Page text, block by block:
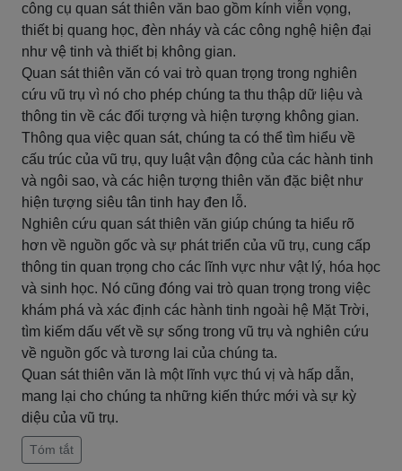
công cụ quan sát thiên văn bao gồm kính viễn vọng,
thiết bị quang học, đèn nháy và các công nghệ hiện đại
như vệ tinh và thiết bị không gian.
Quan sát thiên văn có vai trò quan trọng trong nghiên
cứu vũ trụ vì nó cho phép chúng ta thu thập dữ liệu và
thông tin về các đối tượng và hiện tượng không gian.
Thông qua việc quan sát, chúng ta có thể tìm hiểu về
cấu trúc của vũ trụ, quy luật vận động của các hành tinh
và ngôi sao, và các hiện tượng thiên văn đặc biệt như
hiện tượng siêu tân tinh hay đen lỗ.
Nghiên cứu quan sát thiên văn giúp chúng ta hiểu rõ
hơn về nguồn gốc và sự phát triển của vũ trụ, cung cấp
thông tin quan trọng cho các lĩnh vực như vật lý, hóa học
và sinh học. Nó cũng đóng vai trò quan trọng trong việc
khám phá và xác định các hành tinh ngoài hệ Mặt Trời,
tìm kiếm dấu vết về sự sống trong vũ trụ và nghiên cứu
về nguồn gốc và tương lai của chúng ta.
Quan sát thiên văn là một lĩnh vực thú vị và hấp dẫn,
mang lại cho chúng ta những kiến thức mới và sự kỳ
diệu của vũ trụ.
Tóm tắt